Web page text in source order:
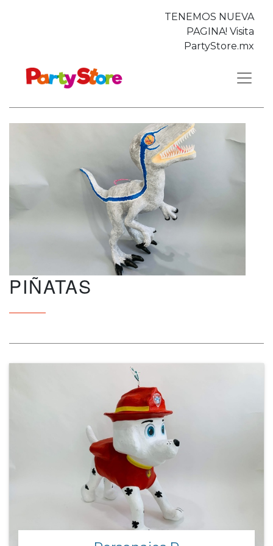
TENEMOS NUEVA
PAGINA! Visita
PartyStore.mx
PIÑATAS